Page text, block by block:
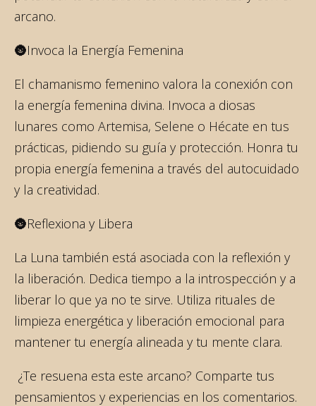
arcano.
🌚Invoca la Energía Femenina
El chamanismo femenino valora la conexión con
la energía femenina divina. Invoca a diosas
lunares como Artemisa, Selene o Hécate en tus
prácticas, pidiendo su guía y protección. Honra tu
propia energía femenina a través del autocuidado
y la creatividad.
🌚Reflexiona y Libera
La Luna también está asociada con la reflexión y
la liberación. Dedica tiempo a la introspección y a
liberar lo que ya no te sirve. Utiliza rituales de
limpieza energética y liberación emocional para
mantener tu energía alineada y tu mente clara.
¿Te resuena esta este arcano? Comparte tus
pensamientos y experiencias en los comentarios.